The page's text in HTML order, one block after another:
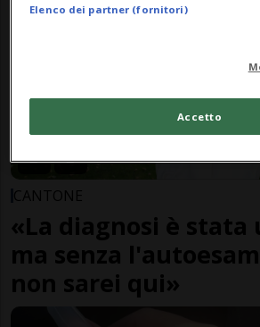
CANTONE
«La diagnosi è stata
ma senza
non sarei qui»
Elenco dei partner (fornitori)
Accetto